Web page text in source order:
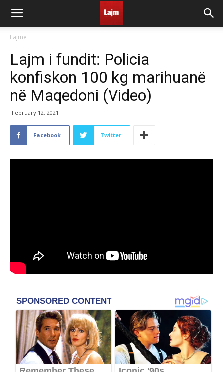
Lajme
Lajm i fundit: Policia
konfiskon 100 kg marihuanë
në Maqedoni (Video)
February 12, 2021
Facebook Twitter